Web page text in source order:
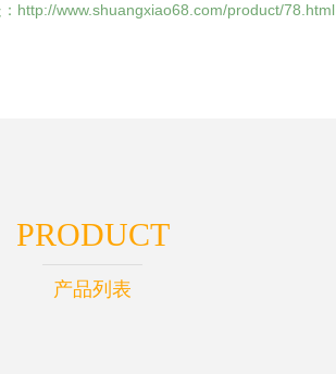
http://www.shuangxiao68.com/product/78.html
PRODUCT
产品列表